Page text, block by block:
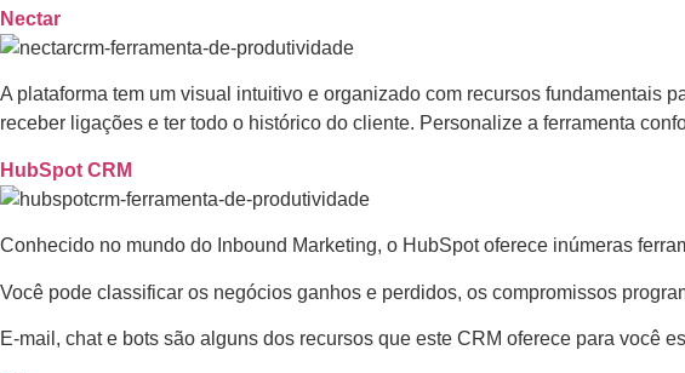
Nectar
A plataforma tem um visual intuitivo e organizado com recursos fundamentais
receber ligações e ter todo o histórico do cliente. Personalize a ferramenta
HubSpot CRM
Conhecido no mundo do Inbound Marketing, o HubSpot oferece inúmeras
Você pode classificar os negócios ganhos e perdidos, os compromissos
E-mail, chat e bots são alguns dos recursos que este CRM oferece para você